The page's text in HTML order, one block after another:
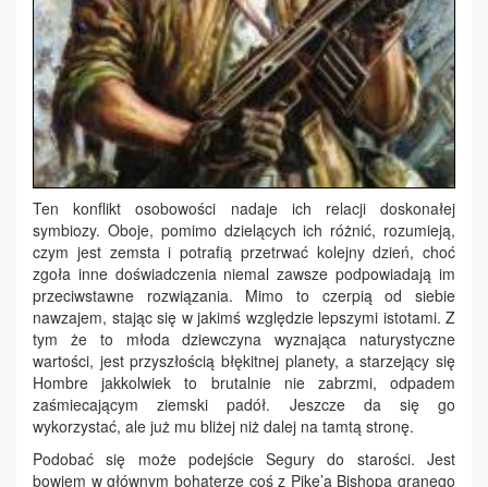
Ten konflikt osobowości nadaje ich relacji doskonałej
symbiozy. Oboje, pomimo dzielących ich różnić, rozumieją,
czym jest zemsta i potrafią przetrwać kolejny dzień, choć
zgoła inne doświadczenia niemal zawsze podpowiadają im
przeciwstawne rozwiązania. Mimo to czerpią od siebie
nawzajem, stając się w jakimś względzie lepszymi istotami. Z
tym że to młoda dziewczyna wyznająca naturystyczne
wartości, jest przyszłością błękitnej planety, a starzejący się
Hombre jakkolwiek to brutalnie nie zabrzmi, odpadem
zaśmiecającym ziemski padół. Jeszcze da się go
wykorzystać, ale już mu bliżej niż dalej na tamtą stronę.
Podobać się może podejście Segury do starości. Jest
bowiem w głównym bohaterze coś z Pike’a Bishopa granego